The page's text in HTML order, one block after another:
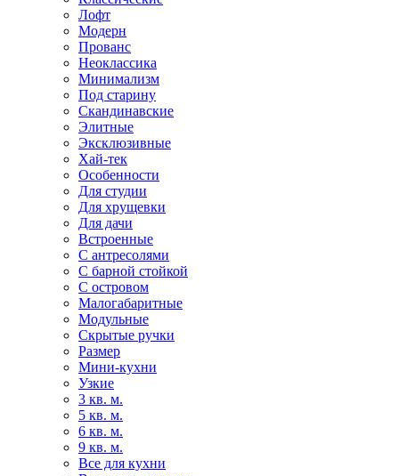
Лофт
Модерн
Прованс
Неоклассика
Минимализм
Под старину
Скандинавские
Элитные
Эксклюзивные
Хай-тек
Особенности
Для студии
Для хрущевки
Для дачи
Встроенные
С антресолями
С барной стойкой
С островом
Малогабаритные
Модульные
Скрытые ручки
Размер
Мини-кухни
Узкие
3 кв. м.
5 кв. м.
6 кв. м.
9 кв. м.
Все для кухни